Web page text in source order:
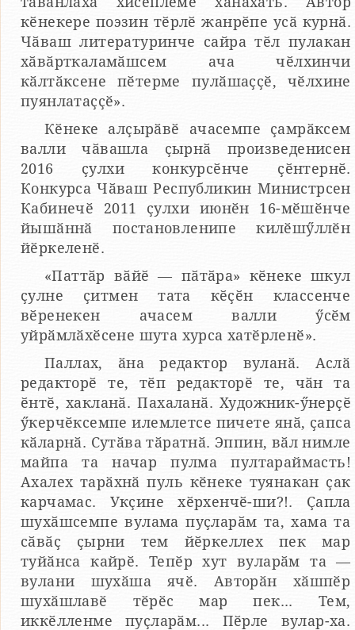
кӗнекере поэзин тӗрлӗ жанрӗпе усӑ курнӑ.
Чӑваш литературинче сайра тӗл пулакан
хӑвӑрткаламӑшсем ача чӗлхинчи
кӑлтӑксене пӗтерме пулӑшаҫҫӗ, чӗлхине
пуянлатаҫҫӗ».
Кӗнеке алҫырӑвӗ ачасемпе ҫамрӑксем
валли чӑвашла ҫырнӑ произведенисен
2016 ҫулхи конкурсӗнче ҫӗнтернӗ.
Конкурса Чӑваш Республикин Министрсен
Кабинечӗ 2011 ҫулхи июнӗн 16-мӗшӗнче
йышӑннӑ постановленипе килӗшӳллӗн
йӗркеленӗ.
«Паттӑр вӑйӗ — пӑтӑра» кӗнеке шкул
ҫулне ҫитмен тата кӗҫӗн классенче
вӗренекен ачасем валли ӳсӗм
уйрӑмлӑхӗсене шута хурса хатӗрленӗ».
Паллах, ӑна редактор вуланӑ. Аслӑ
редакторӗ те, тӗп редакторӗ те, чӑн та
ӗнтӗ, хакланӑ. Пахаланӑ. Художник-ӳнерҫӗ
ӳкерчӗксемпе илемлетсе пичете янӑ, ҫапса
кӑларнӑ. Сутӑва тӑратнӑ. Эппин, вӑл нимле
майпа та начар пулма пултараймасть!
Ахалех тарӑхнӑ пуль кӗнеке туянакан ҫак
карчамас. Укҫине хӗрхенчӗ-ши?!. Ҫапла
шухӑшсемпе вулама пуҫларӑм та, хама та
сӑвӑҫ ҫырни тем йӗркеллех пек мар
туйӑнса кайрӗ. Тепӗр хут вуларӑм та —
вулани шухӑша ячӗ. Авторӑн хӑшпӗр
шухӑшлавӗ тӗрӗс мар пек... Тем,
иккӗлленме пуҫларӑм... Пӗрле вулар-ха.